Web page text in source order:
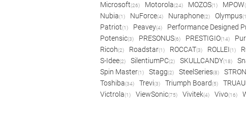
Microsoft(26) Motorola(24) MOZOS(1) MPOW
Nubia(1) NuForce(4) Nuraphone(2) Olympus
Patriot(1) Peavey(4) Performance Designed
Potensic(3) PRESONUS(6) PRESTIGIO(14)
Ricoh(2) Roadstar(1) ROCCAT(3) ROLLEI(1)
S-Idee(2) SilentiumPC(2) SKULLCANDY(18)
Spin Master(1) Stagg(2) SteelSeries(8)
Toshiba(34) Trevi(3) Triumph Board(5)
Victrola(1) ViewSonic(75) Vivitek(4) Vivo(16)